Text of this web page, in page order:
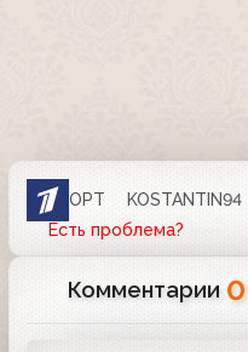
ОРТ KOSTANTIN94
Есть проблема?
Комментарии 0